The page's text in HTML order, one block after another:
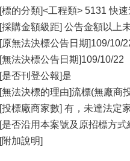
[標的分類]<工程類> 5131 快
[採購金額級距] 公告金額以上
[原無法決標公告日期]109/10/
[無法決標公告日期]109/10/22
[是否刊登公報]是
[無法決標的理由]流標(無廠商
[投標廠商家數] 有，未達法定
[是否沿用本案號及原招標方式
[附加說明]